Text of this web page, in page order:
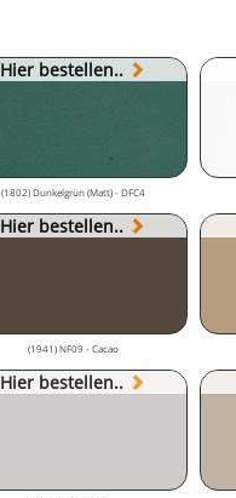
Hier bestellen..
(1802) Dunkelgrün (Matt) - DFC4
Hier bestellen..
(1941) NF09 - Cacao
Hier bestellen..